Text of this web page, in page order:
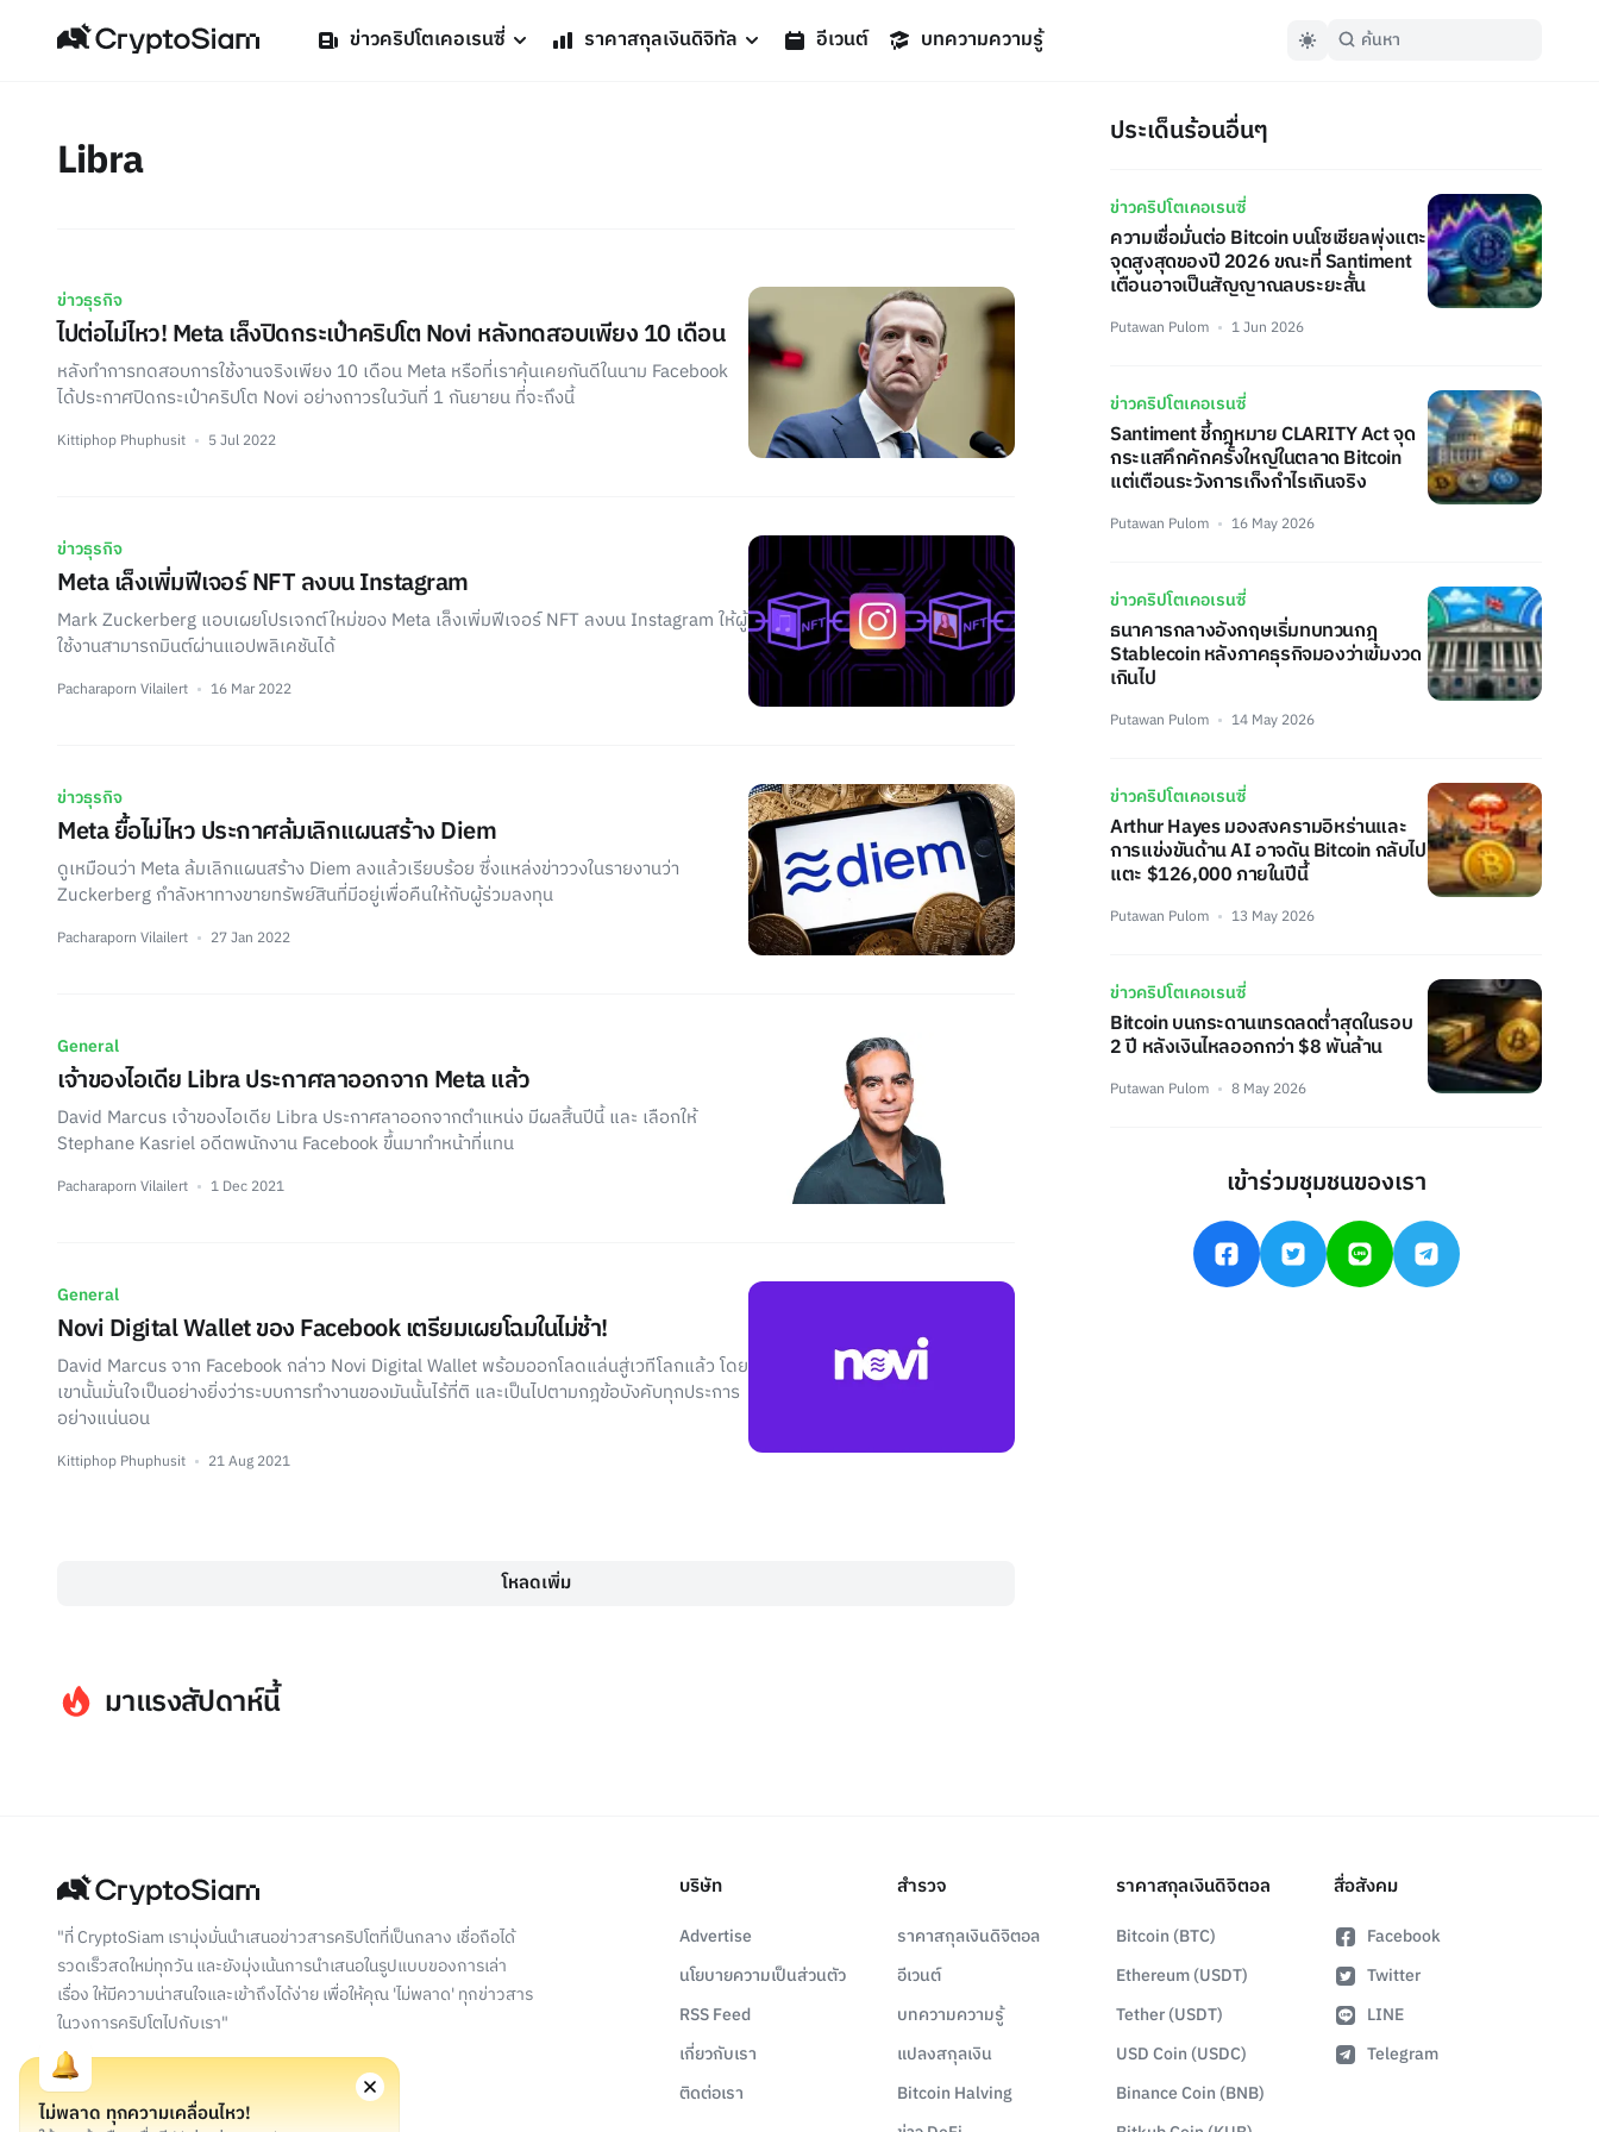
ข่าวคริปโตเคอเรนซี่ ราคาสกุลเงินดิจิทัล อีเวนต์ บทความความรู้
Libra
ข่าวธุรกิจ
ไปต่อไม่ไหว! Meta เล็งปิดกระเป๋าคริปโต Novi หลังทดสอบเพียง 10 เดือน
หลังทำการทดสอบการใช้งานจริงเพียง 10 เดือน Meta หรือที่เราคุ้นเคยกันดีในนาม Facebook
ได้ประกาศปิดกระเป๋าคริปโต Novi อย่างถาวรในวันที่ 1 กันยายน ที่จะถึงนี้
Kittiphop Phuphusit 5 Jul 2022
ข่าวธุรกิจ
Meta เล็งเพิ่มฟีเจอร์ NFT ลงบน Instagram
Mark Zuckerberg แอบเผยโปรเจกต์ใหม่ของ Meta เล็งเพิ่มฟีเจอร์ NFT ลงบน Instagram ให้ผู้
ใช้งานสามารถมินต์ผ่านแอปพลิเคชันได้
Pacharaporn Vilailert 16 Mar 2022
ข่าวธุรกิจ
Meta ยื้อไม่ไหว ประกาศล้มเลิกแผนสร้าง Diem
ดูเหมือนว่า Meta ล้มเลิกแผนสร้าง Diem ลงแล้วเรียบร้อย ซึ่งแหล่งข่าววงในรายงานว่า
Zuckerberg กำลังหาทางขายทรัพย์สินที่มีอยู่เพื่อคืนให้กับผู้ร่วมลงทุน
Pacharaporn Vilailert 27 Jan 2022
General
เจ้าของไอเดีย Libra ประกาศลาออกจาก Meta แล้ว
David Marcus เจ้าของไอเดีย Libra ประกาศลาออกจากตำแหน่ง มีผลสิ้นปีนี้ และ เลือกให้
Stephane Kasriel อดีตพนักงาน Facebook ขึ้นมาทำหน้าที่แทน
Pacharaporn Vilailert 1 Dec 2021
General
Novi Digital Wallet ของ Facebook เตรียมเผยโฉมในไม่ช้า!
David Marcus จาก Facebook กล่าว Novi Digital Wallet พร้อมออกโลดแล่นสู่เวทีโลกแล้ว โดย
เขานั้นมั่นใจเป็นอย่างยิ่งว่าระบบการทำงานของมันนั้นไร้ที่ติ และเป็นไปตามกฎข้อบังคับทุกประการ
อย่างแน่นอน
Kittiphop Phuphusit 21 Aug 2021
โหลดเพิ่ม
ประเด็นร้อนอื่นๆ
ข่าวคริปโตเคอเรนซี่
ความเชื่อมั่นต่อ Bitcoin บนโซเชียลพุ่งแตะ
จุดสูงสุดของปี 2026 ขณะที่ Santiment
เตือนอาจเป็นสัญญาณลบระยะสั้น
Putawan Pulom 1 Jun 2026
ข่าวคริปโตเคอเรนซี่
Santiment ชี้กฎหมาย CLARITY Act จุด
กระแสคึกคักครั้งใหญ่ในตลาด Bitcoin
แต่เตือนระวังการเก็งกำไรเกินจริง
Putawan Pulom 16 May 2026
ข่าวคริปโตเคอเรนซี่
ธนาคารกลางอังกฤษเริ่มทบทวนกฎ
Stablecoin หลังภาคธุรกิจมองว่าเข้มงวด
เกินไป
Putawan Pulom 14 May 2026
ข่าวคริปโตเคอเรนซี่
Arthur Hayes มองสงครามอิหร่านและ
การแข่งขันด้าน AI อาจดัน Bitcoin กลับไป
แตะ $126,000 ภายในปีนี้
Putawan Pulom 13 May 2026
ข่าวคริปโตเคอเรนซี่
Bitcoin บนกระดานเทรดลดต่ำสุดในรอบ
2 ปี หลังเงินไหลออกกว่า $8 พันล้าน
Putawan Pulom 8 May 2026
เข้าร่วมชุมชนของเรา
มาแรงสัปดาห์นี้
"ที่ CryptoSiam เรามุ่งมั่นนำเสนอข่าวสารคริปโตที่เป็นกลาง เชื่อถือได้
รวดเร็วสดใหม่ทุกวัน และยังมุ่งเน้นการนำเสนอในรูปแบบของการเล่า
เรื่อง ให้มีความน่าสนใจและเข้าถึงได้ง่าย เพื่อให้คุณ 'ไม่พลาด' ทุกข่าวสาร
ในวงการคริปโตไปกับเรา"
บริษัท
Advertise
นโยบายความเป็นส่วนตัว
RSS Feed
เกี่ยวกับเรา
ติดต่อเรา
สำรวจ
ราคาสกุลเงินดิจิตอล
อีเวนต์
บทความความรู้
แปลงสกุลเงิน
Bitcoin Halving
ราคาสกุลเงินดิจิตอล
Bitcoin (BTC)
Ethereum (USDT)
Tether (USDT)
USD Coin (USDC)
Binance Coin (BNB)
สื่อสังคม
Facebook
Twitter
LINE
Telegram
ไม่พลาด ทุกความเคลื่อนไหว!